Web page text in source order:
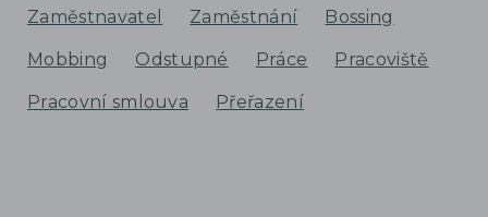
Zaměstnavatel Zaměstnání Bossing
Mobbing Odstupné Práce Pracoviště
Pracovní smlouva Přeřazení